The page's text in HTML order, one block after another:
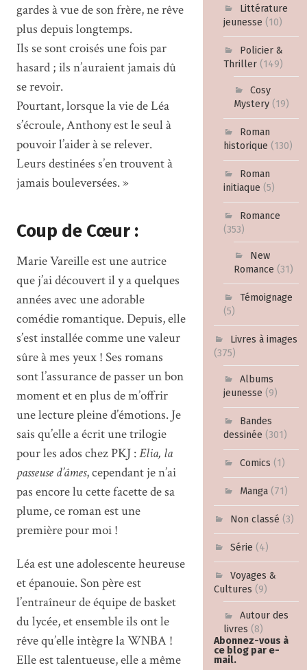
Littérature
jeunesse (10)
Policier &
Thriller (149)
Cosy
Mystery(19)
Roman
historique (130)
Roman
initiaque (5)
Romance
(353)
New
Romance (31)
Témoignage
(5)
Livres à images
(375)
Albums
jeunesse (9)
Bandes
dessinée (301)
Comics (1)
Manga (71)
Non classé (3)
Série (4)
Voyages &
Cultures (9)
Autour des
livres (8)
Abonnez-vous à
ce blog par e-
mail.
gardes à vue de son frère, ne rêve
plus depuis longtemps.
Ils se sont croisés une fois par
hasard ; ils n’auraient jamais dû
se revoir.
Pourtant, lorsque la vie de Léa
s’écroule, Anthony est le seul à
pouvoir l’aider à se relever.
Leurs destinées s’en trouvent à
jamais bouleversées. »
Coup de Cœur :
Marie Vareille est une autrice
que j’ai découvert il y a quelques
années avec une adorable
comédie romantique. Depuis, elle
s’est installée comme une valeur
sûre à mes yeux ! Ses romans
sont l’assurance de passer un bon
moment et en plus de m’offrir
une lecture pleine d’émotions. Je
sais qu’elle a écrit une trilogie
pour les ados chez PKJ :Elia, la
passeuse d’âmes, cependant je n’ai
pas encore lu cette facette de sa
plume, ce roman est une
première pour moi !
Léa est une adolescente heureuse
et épanouie. Son père est
l’entraîneur de équipe de basket
du lycée, et ensemble ils ont le
rêve qu’elle intègre la WNBA !
Elle est talentueuse, elle a même